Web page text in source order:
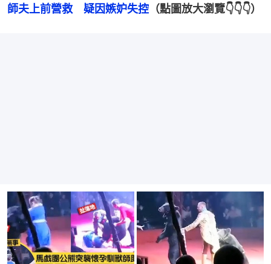
師夫上前營救　疑因嫉妒失控 （點圖放大瀏覽👇👇👇）